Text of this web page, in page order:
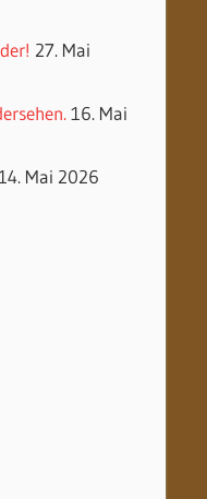
27. Mai
16. Mai
Mai 2026